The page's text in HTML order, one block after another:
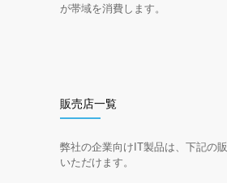
が帯域を消費します。
販売店一覧
弊社の企業向けIT製品は、下記の
いただけます。